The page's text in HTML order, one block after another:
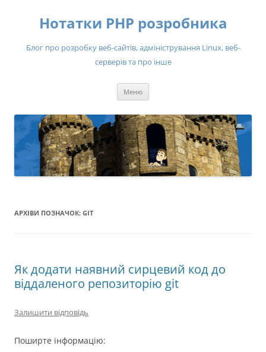
Нотатки PHP розробника
Блог про розробку веб-сайтів, адміністрування Linux, веб-
серверів та про інше
Меню
АРХІВИ ПОЗНАЧОК: GIT
Як додати наявний сирцевий код до
віддаленого репозиторію git
Залишити відповідь
Поширте інформацію: